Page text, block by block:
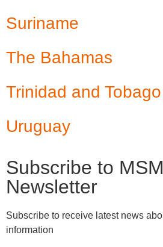
Suriname
The Bahamas
Trinidad and Tobago
Uruguay
Subscribe to
Newsletter
Subscribe to receive latest news
information